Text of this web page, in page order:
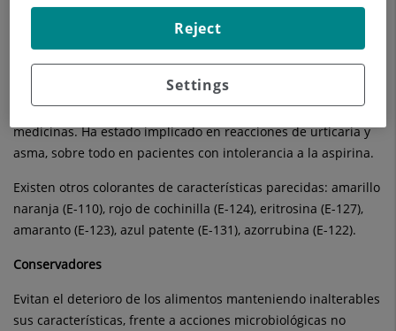
El más representativo es la tartracina (E-102), colorante
sintético, azoico, que proporciona un color amarillo. Se
encuentra en conservas, quesos, repostería, golosinas, zumos,
salsas preparadas y en los recubrimientos de algunas
medicinas. Ha estado implicado en reacciones de urticaria y
asma, sobre todo en pacientes con intolerancia a la aspirina.
Existen otros colorantes de características parecidas: amarillo
naranja (E-110), rojo de cochinilla (E-124), eritrosina (E-127),
amaranto (E-123), azul patente (E-131), azorrubina (E-122).
Conservadores
Evitan el deterioro de los alimentos manteniendo inalterables
sus características, frente a acciones microbiológicas no
Settings
Reject